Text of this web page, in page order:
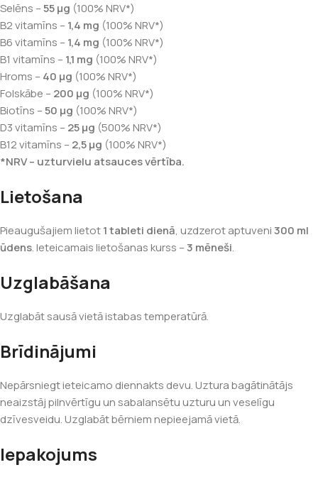
Selēns –55 μg (100% NRV*)
B2 vitamīns –1,4 mg (100% NRV*)
B6 vitamīns –1,4 mg (100% NRV*)
B1 vitamīns –1,1 mg (100% NRV*)
Hroms –40 μg (100% NRV*)
Folskābe –200 μg (100% NRV*)
Biotīns –50 μg (100% NRV*)
D3 vitamīns –25 μg (500% NRV*)
B12 vitamīns –2,5 μg (100% NRV*)
*NRV – uzturvielu atsauces vērtība.
Lietošana
Pieaugušajiem lietot1 tableti dienā, uzdzerot aptuveni300 ml
ūdens. Ieteicamais lietošanas kurss –3 mēneši.
Uzglabāšana
Uzglabāt sausā vietā istabas temperatūrā.
Brīdinājumi
Nepārsniegt ieteicamo diennakts devu. Uztura bagātinātājs
neaizstāj pilnvērtīgu un sabalansētu uzturu un veselīgu
dzīvesveidu. Uzglabāt bērniem nepieejamā vietā.
Iepakojums